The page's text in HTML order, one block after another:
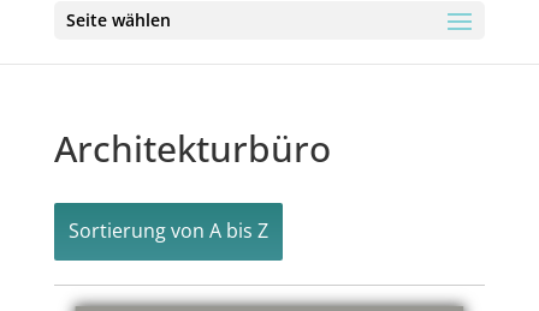
Seite wählen
Architekturbüro
Sortierung von A bis Z